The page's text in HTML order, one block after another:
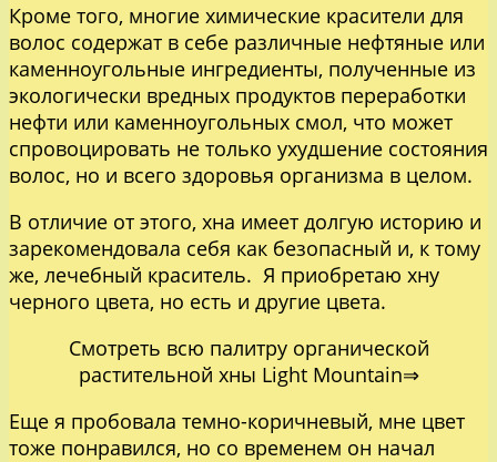
Кроме того, многие химические красители для
волос содержат в себе различные нефтяные или
каменноугольные ингредиенты, полученные из
экологически вредных продуктов переработки
нефти или каменноугольных смол, что может
спровоцировать не только ухудшение состояния
волос, но и всего здоровья организма в целом.
В отличие от этого, хна имеет долгую историю и
зарекомендовала себя как безопасный и, к тому
же, лечебный краситель. Я приобретаю хну
черного цвета, но есть и другие цвета.
Смотреть всю палитру органической
растительной хны Light Mountain⇒
Еще я пробовала темно-коричневый, мне цвет
тоже понравился, но со временем он начал